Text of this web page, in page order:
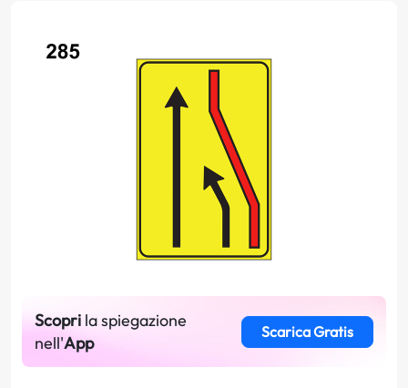
Scopri la spiegazione
nell'App
Scarica Gratis